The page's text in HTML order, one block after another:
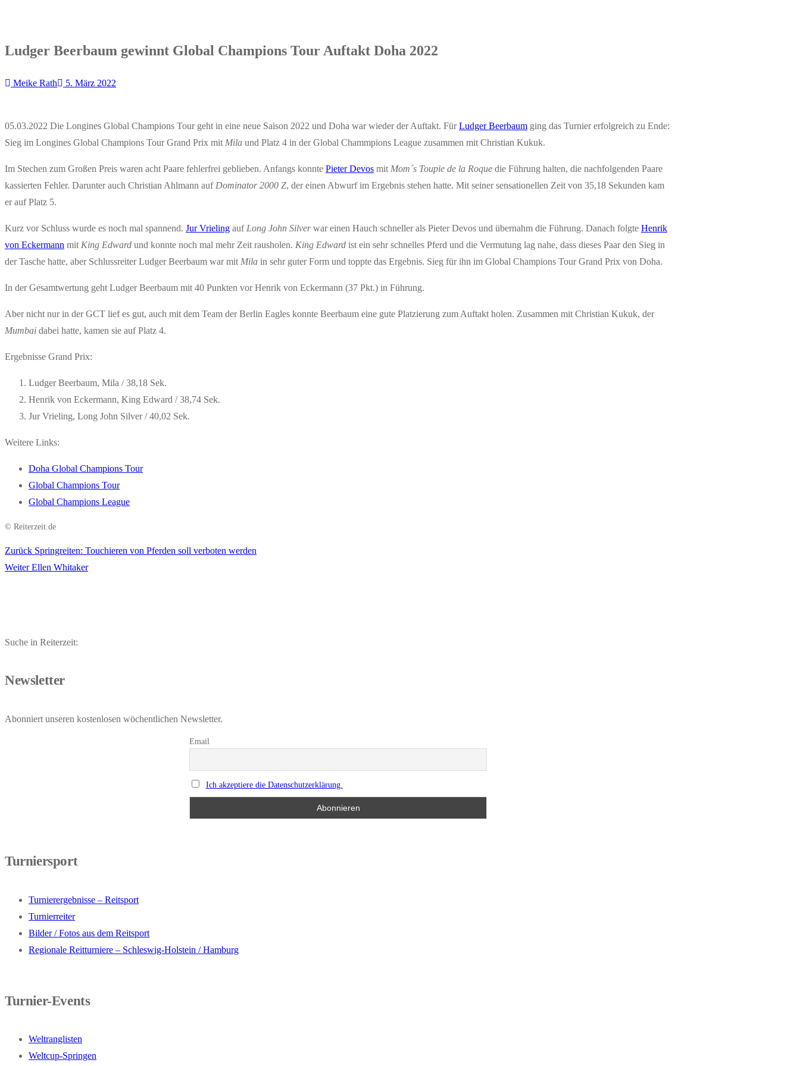
Ludger Beerbaum gewinnt Global Champions Tour Auftakt Doha 2022
Meike Rath 5. März 2022
05.03.2022 Die Longines Global Champions Tour geht in eine neue Saison 2022 und Doha war wieder der Auftakt. FürLudger Beerbaum ging das Turnier erfolgreich zu Ende:
Sieg im Longines Global Champions Tour Grand Prix mit Mila und Platz 4 in der Global Chammpions League zusammen mit Christian Kukuk.
Im Stechen zum Großen Preis waren acht Paare fehlerfrei geblieben. Anfangs konnte Pieter Devos mit Mom´s Toupie de la Roque die Führung halten, die nachfolgenden Paare
kassierten Fehler. Darunter auch Christian Ahlmann auf Dominator 2000 Z, der einen Abwurf im Ergebnis stehen hatte. Mit seiner sensationellen Zeit von 35,18 Sekunden kam
er auf Platz 5.
Kurz vor Schluss wurde es noch mal spannend. Jur Vrieling auf Long John Silverwar einen Hauch schneller als Pieter Devos und übernahm die Führung. Danach folgte Henrik
von Eckermann mit King Edward und konnte noch mal mehr Zeit rausholen. King Edward ist ein sehr schnelles Pferd und die Vermutung lag nahe, dass dieses Paar den Sieg in
der Tasche hatte, aber Schlussreiter Ludger Beerbaum war mit Mila in sehr guter Form und toppte das Ergebnis. Sieg für ihn im Global Champions Tour Grand Prix von Doha.
In der Gesamtwertung geht Ludger Beerbaum mit 40 Punkten vor Henrik von Eckermann (37 Pkt.) in Führung.
Aber nicht nur in der GCT lief es gut, auch mit dem Team der Berlin Eagles konnte Beerbaum eine gute Platzierung zum Auftakt holen. Zusammen mit Christian Kukuk, der
Mumbai dabei hatte, kamen sie auf Platz 4.
Ergebnisse Grand Prix:
Ludger Beerbaum, Mila / 38,18 Sek.
Henrik von Eckermann, King Edward / 38,74 Sek.
Jur Vrieling, Long John Silver / 40,02 Sek.
Weitere Links:
Doha Global Champions Tour
Global Champions Tour
Global Champions League
© Reiterzeit.de
Beitragsnavigation
Zurück Vorheriger
Beitrag:
Springreiten: Touchieren von Pferden soll verboten werden
Weiter Nächster
Ellen Whitaker
Suche in Reiterzeit:
Newsletter
Abonniert unseren kostenlosen wöchentlichen Newsletter.
Email
Ich akzeptiere die Datenschutzerklärung.
Turniersport
Turnierergebnisse – Reitsport
Turnierreiter
Bilder / Fotos aus dem Reitsport
Regionale Reitturniere – Schleswig-Holstein / Hamburg
Turnier-Events
Weltranglisten
Weltcup-Springen